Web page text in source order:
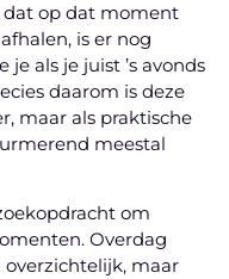
dat op dat moment
is er nog
als je juist ’s avonds
daarom is deze
maar als praktische
meestal
om
Overdag
overzichtelijk, maar